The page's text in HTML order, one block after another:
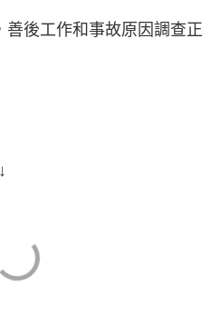
善後工作和事故原因調查正